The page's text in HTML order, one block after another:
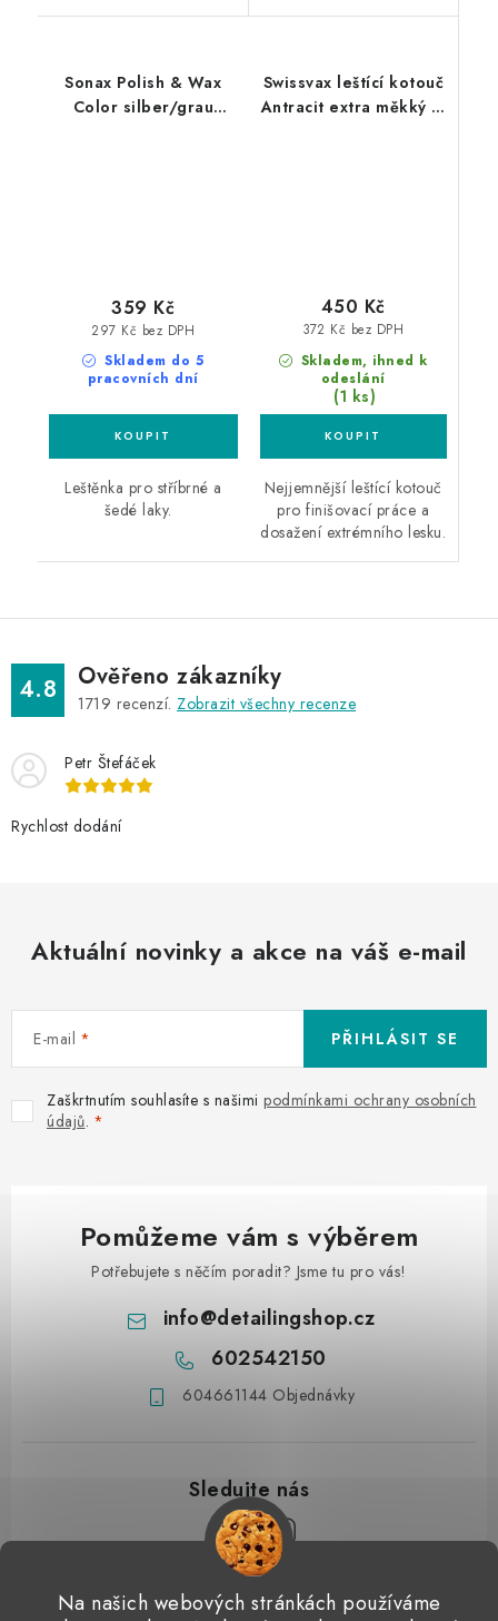
Na našich webových stránkách používáme
Sonax Polish & Wax
Color silber/grau
Skladem do 5
pracovních dní
297 Kč bez DPH
359 Kč
Leštěnka pro stříbrné a
šedé laky.
Swissvax leštící kotouč
Antracit extra měkký M
Skladem, ihned k
odeslání
(1 ks)
372 Kč bez DPH
450 Kč
Nejjemnější leštící kotouč
pro finišovací práce a
dosažení extrémního lesku.
4.8 Ověřeno zákazníky
1719 recenzí. Zobrazit všechny recenze
Petr Štefáček
Rychlost dodání
Aktuální novinky a akce na váš e-mail
E-mail
Zaškrtnutím souhlasíte s našimi podmínkami ochrany osobních
údajů.
PŘIHLÁSIT SE
Pomůžeme vám s výběrem
Potřebujete s něčím poradit? Jsme tu pro vás!
info@detailingshop.cz
602542150
604661144 Objednávky